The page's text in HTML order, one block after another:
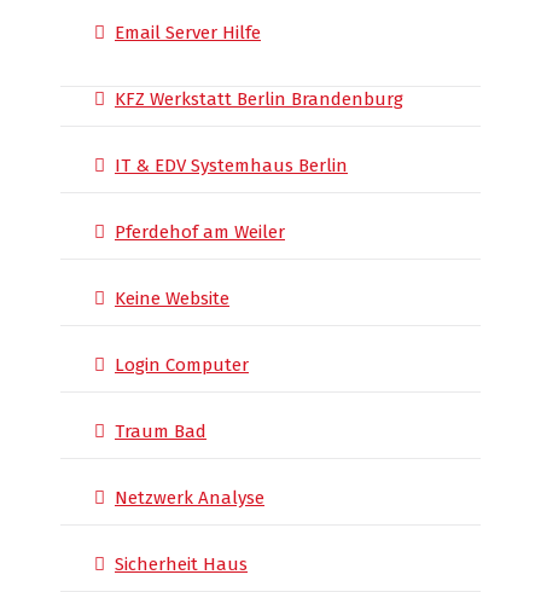
Email Server Hilfe
KFZ Werkstatt Berlin Brandenburg
IT & EDV Systemhaus Berlin
Pferdehof am Weiler
Keine Website
Login Computer
Traum Bad
Netzwerk Analyse
Sicherheit Haus